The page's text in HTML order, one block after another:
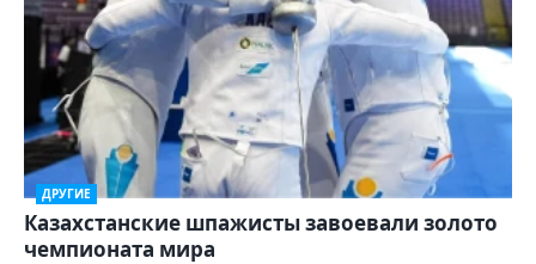
ДРУГИЕ
Казахстанские шпажисты завоевали золото
чемпионата мира